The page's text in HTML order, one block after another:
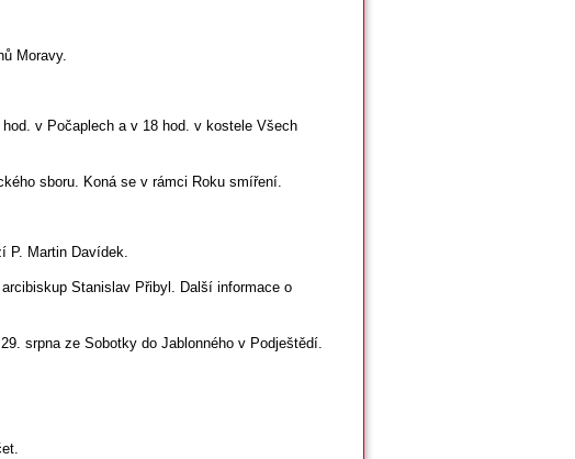
Moravy.
v Počaplech a v 18 hod. v kostele Všech
sboru. Koná se v rámci Roku smíření.
P. Martin Davídek.
Stanislav Přibyl. Další informace o
srpna ze Sobotky do Jablonného v Podještědí.